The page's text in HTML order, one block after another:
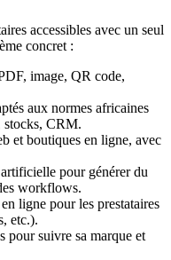
accessibles avec un seul
concret :
image, QR code,
aux normes africaines
CRM.
et boutiques en ligne, avec
pour générer du
workflows.
ligne pour les prestataires
etc.).
suivre sa marque et